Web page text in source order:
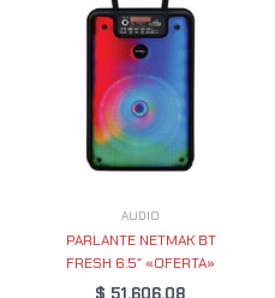
AUDIO
PARLANTE NETMAK BT
FRESH 6.5″ «OFERTA»
$ 51.606,08